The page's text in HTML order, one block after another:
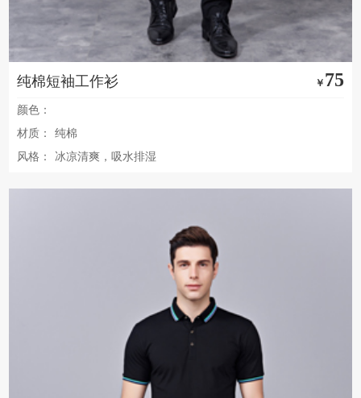
纯棉短袖工作衫 ￥ 75
颜色：
材质：
纯棉
风格：
冰凉清爽，吸水排湿